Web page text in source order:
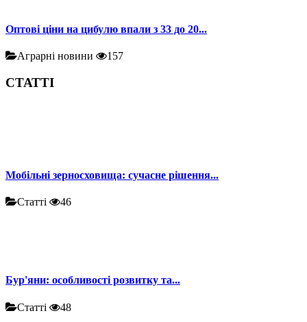
Оптові ціни на цибулю впали з 33 до 20...
Аграрні новини 157
СТАТТІ
Мобільні зерносховища: сучасне рішення...
Статті 46
Бур'яни: особливості розвитку та...
Статті 48